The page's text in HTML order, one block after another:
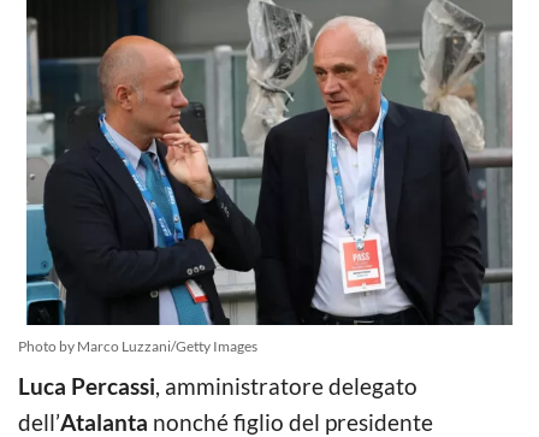
Photo by Marco Luzzani/Getty Images
Luca Percassi, amministratore delegato
dell’Atalanta nonché figlio del presidente